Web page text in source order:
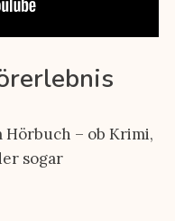
Hörbuch – ob Krimi,
sogar